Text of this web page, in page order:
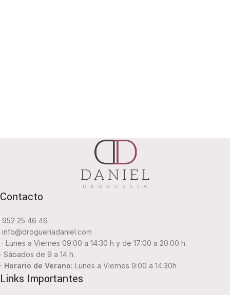
Contacto
952 25 46 46
info@drogueriadaniel.com
· Lunes a Viernes 09:00 a 14:30 h y de 17:00 a 20:00 h.
· Sábados de 9 a 14 h.
· Horario de Verano: Lunes a Viernes 9:00 a 14:30h
Links Importantes